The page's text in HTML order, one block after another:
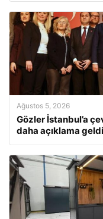
Ağustos 5, 2026
Gözler İstanbul’a
daha açıklama